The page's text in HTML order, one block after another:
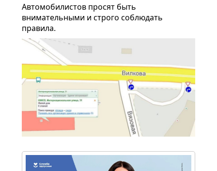
Автомобилистов просят быть
внимательными и строго соблюдать
правила.